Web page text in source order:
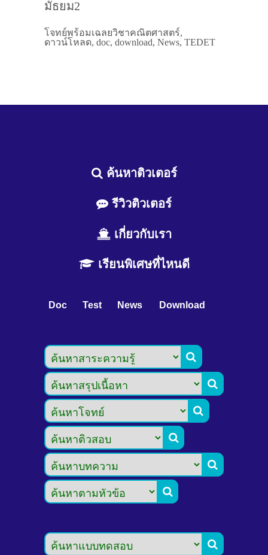
มัธยม2
โจทย์พร้อมเฉลยวิชาคณิตศาสตร์,
ดาวน์โหลด, doc, download, News, TEDET
ค้นหาติวเตอร์
รีวิวติวเตอร์
เกี่ยวกับเรา
เรียนพิเศษที่ไหนดี
Doc Test News Download






